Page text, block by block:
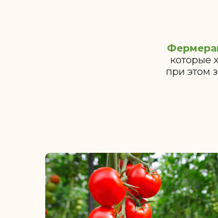
которые
при этом